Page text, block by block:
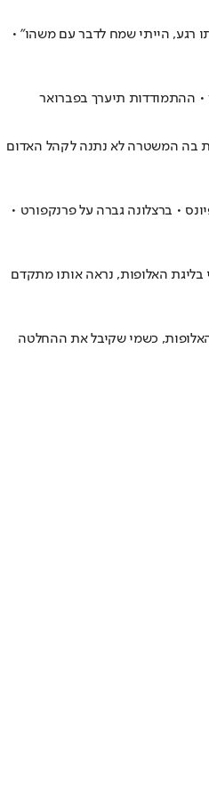
רגע, הייתי שמח לדבר עם משהו" •
התקרית בה המשטרה לא נתנה לקהל האדום
שערים בארבעה משחקים בצ'מפיונס • ברצלונה גברה על פרנקפורט •
בליגת האלופות, נראה אותו מתקדם
האלופות, כשמי שקיבל את ההחלטה